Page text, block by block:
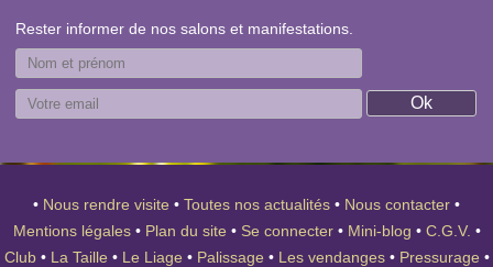
Rester informer de nos salons et manifestations.
• Nous rendre visite • Toutes nos actualités • Nous contacter •
Mentions légales • Plan du site • Se connecter • Mini-blog • C.G.V. •
Club • La Taille • Le Liage • Palissage • Les vendanges • Pressurage •